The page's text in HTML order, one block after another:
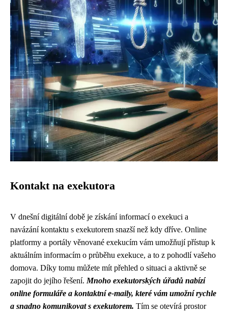
Kontakt na exekutora
V dnešní digitální době je získání informací o exekuci a
navázání kontaktu s exekutorem snazší než kdy dříve. Online
platformy a portály věnované exekucím vám umožňují přístup k
aktuálním informacím o průběhu exekuce, a to z pohodlí vašeho
domova. Díky tomu můžete mít přehled o situaci a aktivně se
zapojit do jejího řešení. Mnoho exekutorských úřadů nabízí
online formuláře a kontaktní e-maily, které vám umožní rychle
a snadno komunikovat s exekutorem. Tím se otevírá prostor